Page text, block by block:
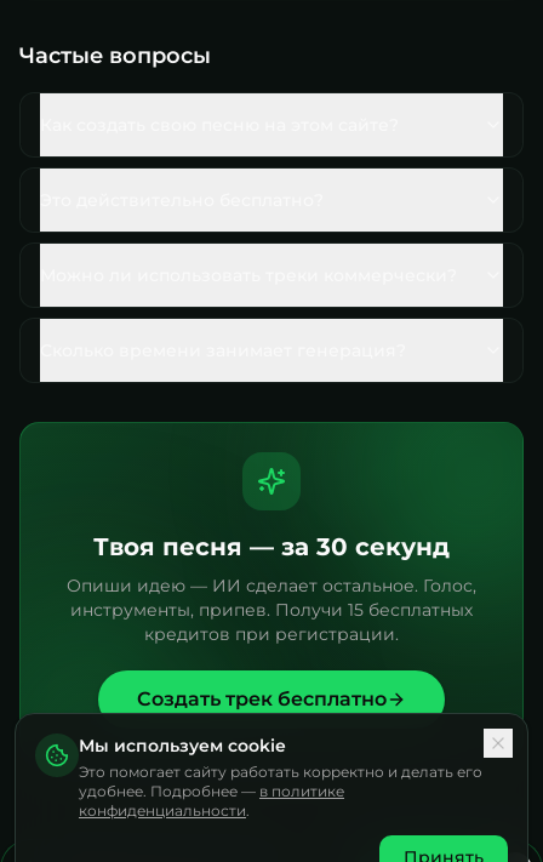
Частые вопросы
Твоя песня — за 30 секунд
Опиши идею — ИИ сделает остальное. Голос,
инструменты, припев. Получи 15 бесплатных
кредитов при регистрации.
Создать трек бесплатно
Мы используем cookie
Это помогает сайту работать корректно и делать его
удобнее. Подробнее — в политике
конфиденциальности.
Принять